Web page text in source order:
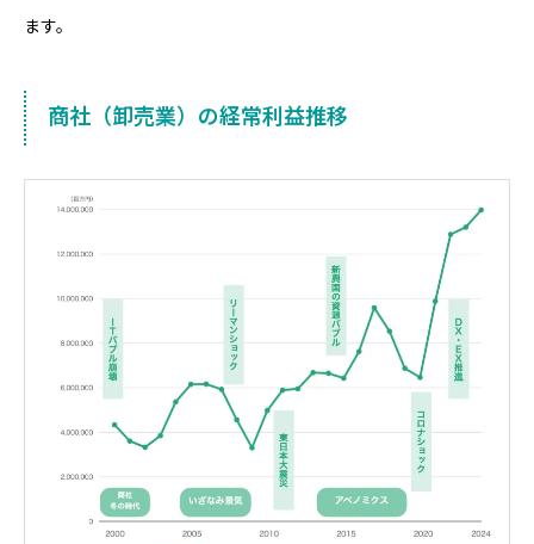
ます。
商社（卸売業）の経常利益推移